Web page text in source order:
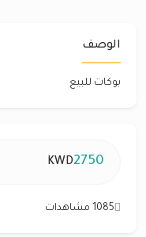
الوصف
بوكات للبيع
2750
KWD
1085 مشاهدات